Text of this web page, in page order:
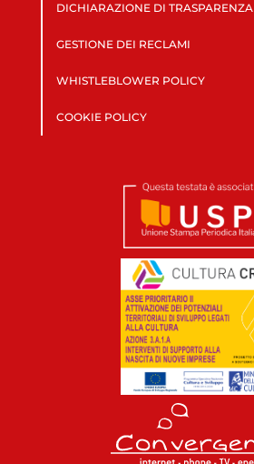
DICHIARAZIONE DI TRASPARENZA
GESTIONE DEI RECLAMI
WHISTLEBLOWER POLICY
COOKIE POLICY